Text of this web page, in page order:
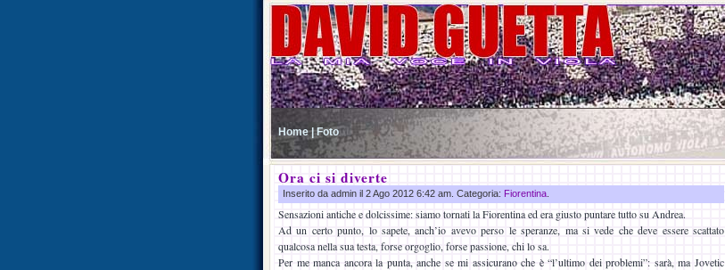
Home | Foto
Ora ci si diverte
Inserito da admin il 2 Ago 2012 6:42 am. Categoria: Fiorentina
Sensazioni antiche e dolcissime: siamo tornati la Fiorentina ed era giusto puntare tutto su Andrea.
Ad un certo punto, lo sapete, anch’io avevo perso le speranze, ma si vede che deve essere scattato
qualcosa nella sua testa, forse orgoglio, forse passione, chi lo sa.
Per me manca ancora la punta, anche se mi assicurano che è “l’ultimo dei problemi”: sarà, ma Jovetic